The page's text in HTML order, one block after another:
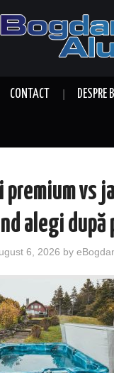
CONTACT DESPRE
premium vs
alegi după
6, 2026 by